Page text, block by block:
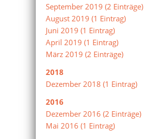
September 2019 (2 Einträge)
August 2019 (1 Eintrag)
Juni 2019 (1 Eintrag)
April 2019 (1 Eintrag)
März 2019 (2 Einträge)
2018
Dezember 2018 (1 Eintrag)
2016
Dezember 2016 (2 Einträge)
Mai 2016 (1 Eintrag)